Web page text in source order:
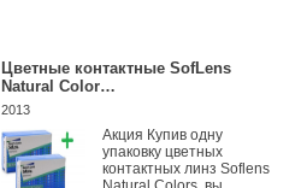
Цветные контактные SofLens
Natural Color…
2013
Акция Купив одну
упаковку цветных
контактных линз Soflens